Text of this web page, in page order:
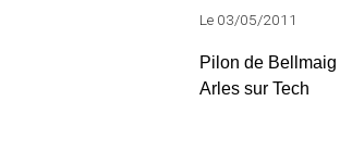
Le 03/05/2011
Pilon de
Arles sur Tech